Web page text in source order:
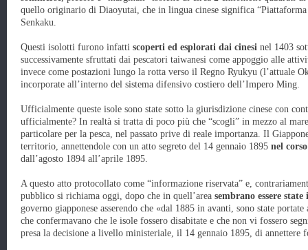
quello originario di Diaoyutai, che in lingua cinese significa “Piattaforma
Senkaku.
Questi isolotti furono infatti scoperti ed esplorati dai cinesi nel 1403
successivamente sfruttati dai pescatori taiwanesi come appoggio alle
invece come postazioni lungo la rotta verso il Regno Ryukyu (l’attuale
incorporate all’interno del sistema difensivo costiero dell’Impero Ming.
Ufficialmente queste isole sono state sotto la giurisdizione cinese con
ufficialmente? In realtà si tratta di poco più che “scogli” in mezzo al
particolare per la pesca, nel passato prive di reale importanza. Il
territorio, annettendole con un atto segreto del 14 gennaio 1895 nel
dall’agosto 1894 all’aprile 1895.
A questo atto protocollato come “informazione riservata” e,
pubblico si richiama oggi, dopo che in quell’area sembrano essere
governo giapponese asserendo che «dal 1885 in avanti, sono state
che confermavano che le isole fossero disabitate e che non vi fossero
presa la decisione a livello ministeriale, il 14 gennaio 1895, di annettere